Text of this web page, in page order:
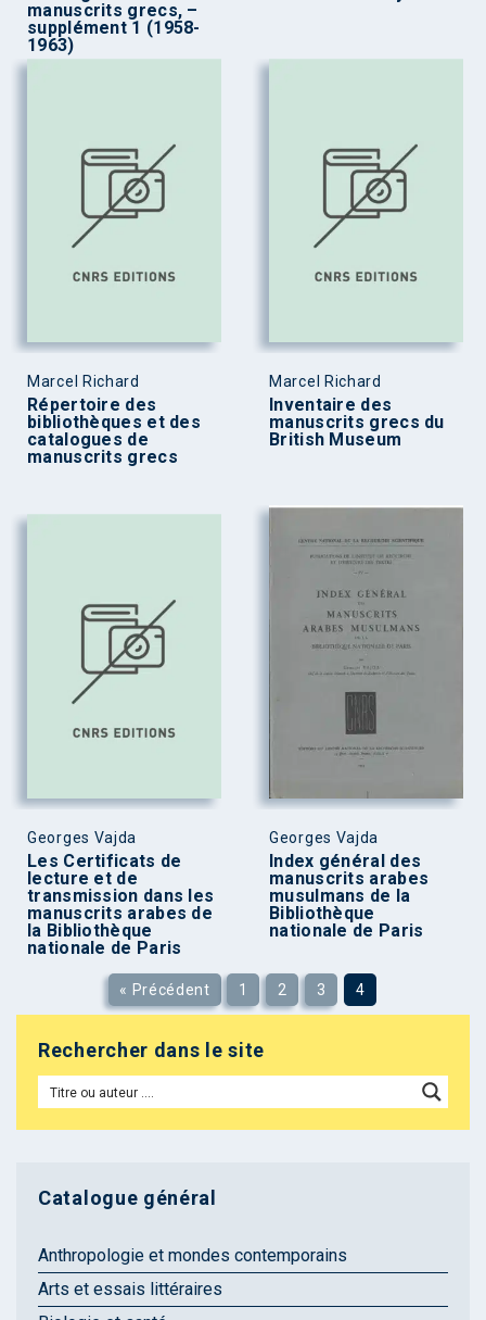
manuscrits grecs, –
supplément 1 (1958-
1963)
Marcel Richard
Répertoire des
bibliothèques et des
catalogues de
manuscrits grecs
Marcel Richard
Inventaire des
manuscrits grecs du
British Museum
Georges Vajda
Les Certificats de
lecture et de
transmission dans les
manuscrits arabes de
la Bibliothèque
nationale de Paris
Georges Vajda
Index général des
manuscrits arabes
musulmans de la
Bibliothèque
nationale de Paris
« Précédent 1 2 3 4
Rechercher dans le site
Catalogue général
Anthropologie et mondes contemporains
Arts et essais littéraires